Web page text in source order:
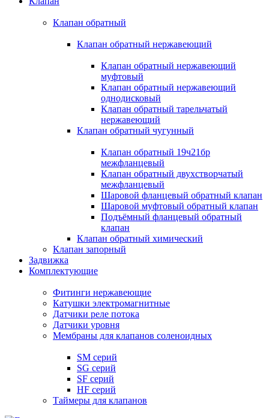
Клапан обратный
Клапан обратный нержавеющий
Клапан обратный нержавеющий
муфтовый
Клапан обратный нержавеющий
однодисковый
Клапан обратный тарельчатый
нержавеющий
Клапан обратный чугунный
Клапан обратный 19ч21бр
межфланцевый
Клапан обратный двухстворчатый
межфланцевый
Шаровой фланцевый обратный клапан
Шаровой муфтовый обратный клапан
Подъёмный фланцевый обратный
клапан
Клапан обратный химический
Клапан запорный
Задвижка
Комплектующие
Фитинги нержавеющие
Катушки электромагнитные
Датчики реле потока
Датчики уровня
Мембраны для клапанов соленоидных
SM серий
SG серий
SF серий
HF серий
Таймеры для клапанов